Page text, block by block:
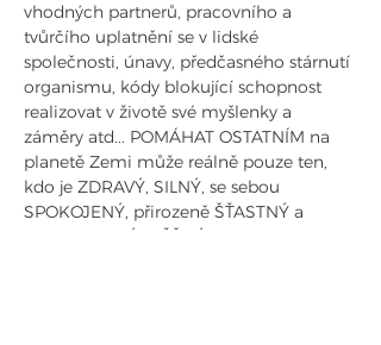
vhodných partnerů, pracovního a
tvůrčího uplatnění se v lidské
společnosti, únavy, předčasného stárnutí
organismu, kódy blokující schopnost
realizovat v životě své myšlenky a
záměry atd... POMÁHAT OSTATNÍM na
planetě Zemi může reálně pouze ten,
kdo je ZDRAVÝ, SILNÝ, se sebou
SPOKOJENÝ, přirozeně ŠŤASTNÝ a
společensky ÚSPĚŠNÝ - no a pokud